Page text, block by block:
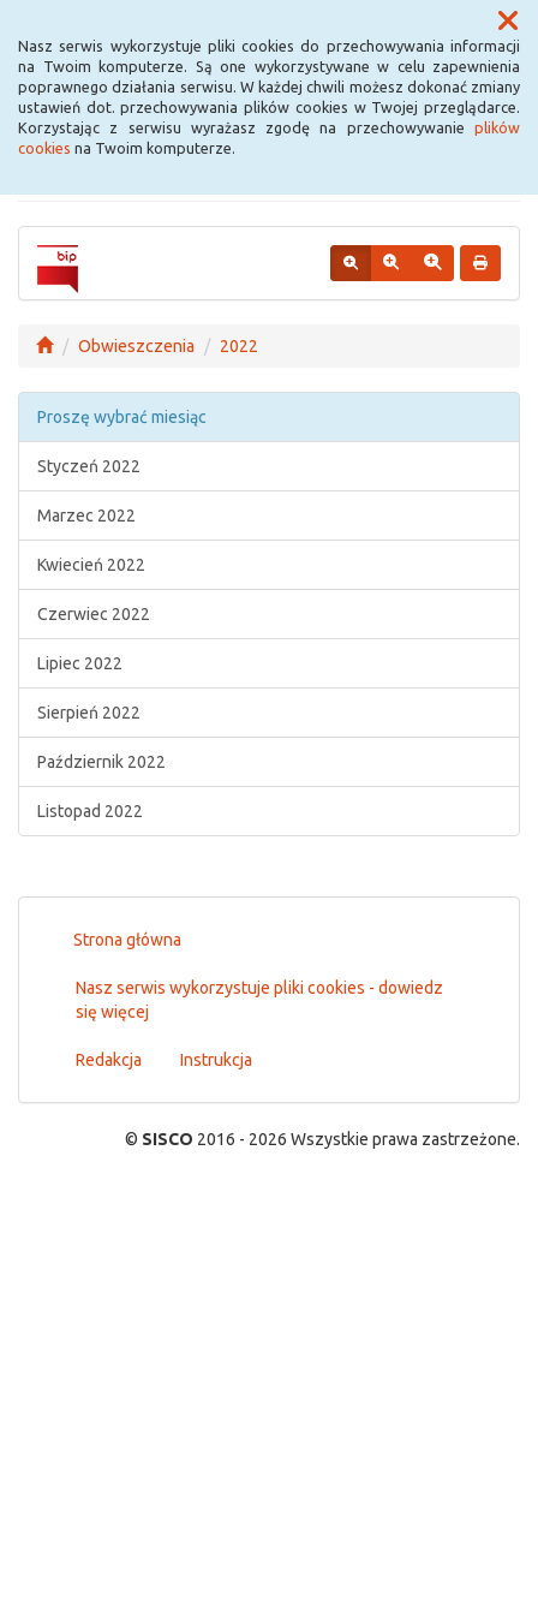
Nasz serwis wykorzystuje pliki cookies do przechowywania informacji
na Twoim komputerze. Są one wykorzystywane w celu zapewnienia
poprawnego działania serwisu. W każdej chwili możesz dokonać zmiany
ustawień dot. przechowywania plików cookies w Twojej przeglądarce.
Korzystając z serwisu wyrażasz zgodę na przechowywanie plików
cookies na Twoim komputerze.
Menu
Urząd Miejski w
Krośniewicach
Obwieszczenia 2022
Proszę wybrać miesiąc
Styczeń 2022
Marzec 2022
Kwiecień 2022
Czerwiec 2022
Lipiec 2022
Sierpień 2022
Październik 2022
Listopad 2022
Strona główna
Nasz serwis wykorzystuje pliki cookies - dowiedz
się więcej
Redakcja Instrukcja
© SISCO 2016 - 2026 Wszystkie prawa zastrzeżone.